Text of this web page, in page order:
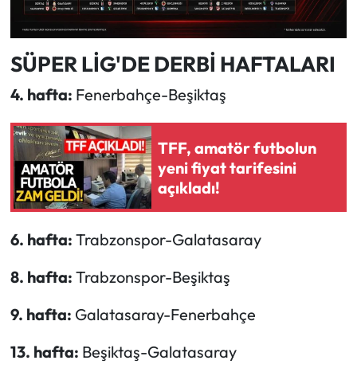
SÜPER LİG'DE DERBİ HAFTALARI
4. hafta: Fenerbahçe-Beşiktaş
TFF, amatör futbolun
yeni fiyat tarifesini
açıkladı!
6. hafta: Trabzonspor-Galatasaray
8. hafta: Trabzonspor-Beşiktaş
9. hafta: Galatasaray-Fenerbahçe
13. hafta: Beşiktaş-Galatasaray